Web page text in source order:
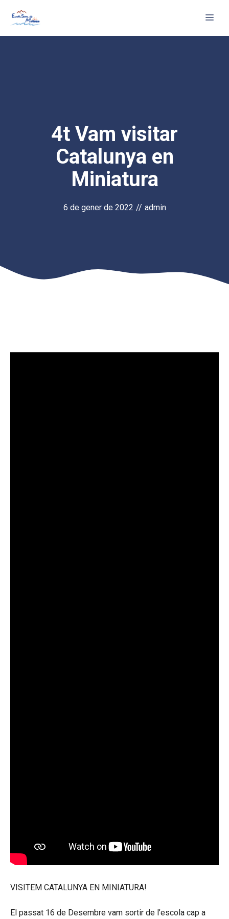
4t Vam visitar
Catalunya en
Miniatura
6 de gener de 2022 // admin
VISITEM CATALUNYA EN MINIATURA!
El passat 16 de Desembre vam sortir de l’escola cap a